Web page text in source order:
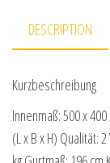
DESCRIPTION
Kurzbeschreibung
Innenmaß: 500 x
(L x B x H) Qualität: